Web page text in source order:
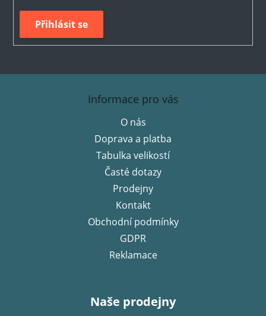
Přihlásit se
Z
Informace pro vás
O nás
Doprava a platba
Tabulka velikostí
Časté dotazy
Prodejny
Kontakt
Obchodní podmínky
GDPR
Reklamace
Naše prodejny